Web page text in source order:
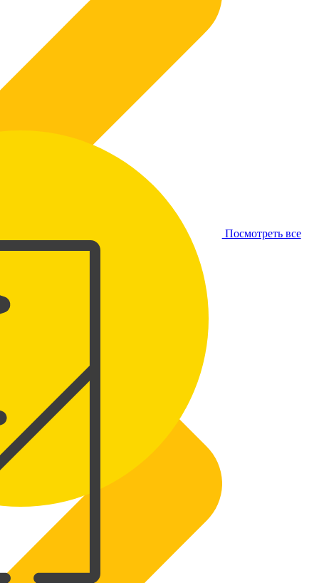
Посмотреть все